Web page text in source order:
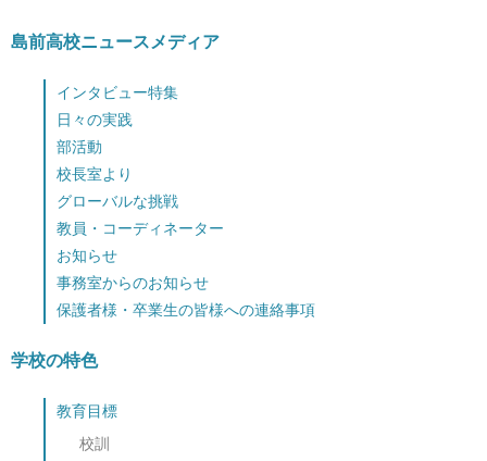
島前高校ニュースメディア
インタビュー特集
日々の実践
部活動
校長室より
グローバルな挑戦
教員・コーディネーター
お知らせ
事務室からのお知らせ
保護者様・卒業生の皆様への連絡事項
学校の特色
教育目標
校訓